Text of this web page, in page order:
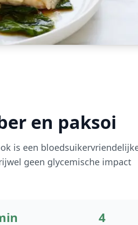
en paksoi
is een
geen glycemische impact
4